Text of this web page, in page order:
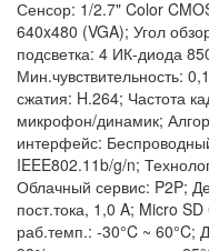
Сенсор: 1/2.7" Color
640x480 (VGA); Угол
подсветка: 4 ИК-диода
Мин.чувствительность:
сжатия: H.264; Частота
микрофон/динамик;
интерфейс:
IEEE802.11b/g/n;
Облачный сервис: P2P;
пост.тока, 1,0 A; Micro
раб.темп.: -30°C ~ 60°C;